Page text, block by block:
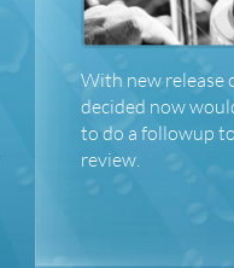
With new release
decided now
to do a followup
review.